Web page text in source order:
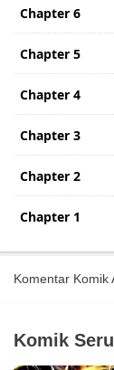
Chapter 6
Chapter 5
Chapter 4
Chapter 3
Chapter 2
Chapter 1
Komentar Komik
Komik